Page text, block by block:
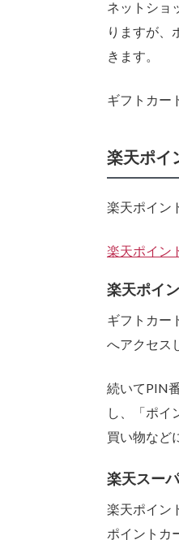
ネットショ
りますが、
きます。
ギフトカー
楽天ポイ
楽天ポイン
楽天ポイン
楽天ポイ
ギフトカー
へアクセス
続いてPIN
し、「ポイ
買い物など
楽天スー
楽天ポイン
ポイントカ